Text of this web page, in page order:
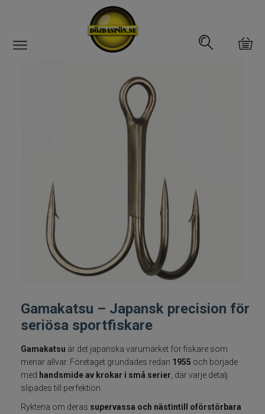
Fiskeset
Fiskedrag
Småplock
Tillbehör
Flugbindning
Flugfiske
Gamakatsu – Japansk precision för
seriösa sportfiskare
Gamakatsu är det japanska varumärket för fiskare som
menar allvar. Företaget grundades redan 1955 och började
med handsmide av krokar i små serier, där varje detalj
slipades till perfektion.
Ryktena om deras supervassa och nästintill oförstörbara